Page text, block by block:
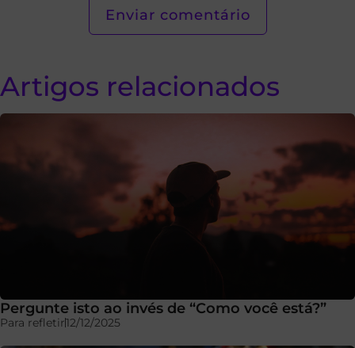
Artigos relacionados
Pergunte isto ao invés de “Como você está?”
Para refletir12/12/2025